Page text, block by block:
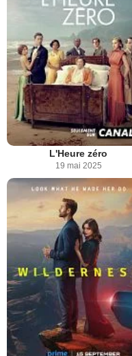
L'Heure zéro
19 mai 2025